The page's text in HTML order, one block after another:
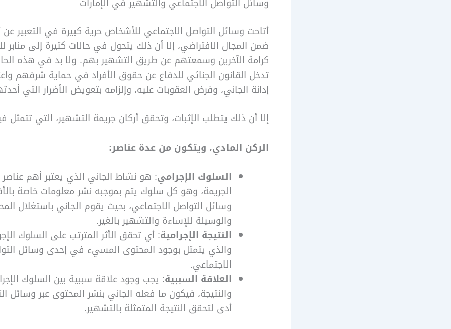
أتاحت وسائل التواصل الاجتماعي للأشخاص حرية كبيرة في التعبير
ضمن المجال الافتراضي، إلا أن ذلك يتحول في حالات كثيرة إلى منابر
كرامة الآخرين وسمعتهم عن طريق التشهير بهم. ولا بد في هذه
تدخل القانون الجنائي للدفاع عن حقوق الأفراد في حماية شرفهم
إدانة الجاني، وفرض العقوبات عليه، وإلزامه بتعويض الأضرار التي
إلا أن ذلك يتطلب الإثبات، وتحقق أركان جريمة التشهير، التي تتمثل
الركن المادي، ويتكون من عدة عناصر:
السلوك الإجرامي: هو نشاط الجاني الذي يعتبر أهم
الجريمة، وهو كل سلوك يتم بموجبه نشر معلومات خاصة
وسائل التواصل الاجتماعي، بحيث يقوم الجاني باستغلال
والوسيلة للإساءة والتشهير بالغير.
النتيجة الإجرامية: أي تحقق الأثر المترتب على السلوك
والذي يتمثل بوجود المحتوى المسيء في إحدى وسائل
الاجتماعي.
العلاقة السببية: يجب وجود علاقة سببية بين السلوك
والنتيجة، فيكون ما فعله الجاني بنشر المحتوى عبر وسائل
أدى لتحقق النتيجة المتمثلة بالتشهير.